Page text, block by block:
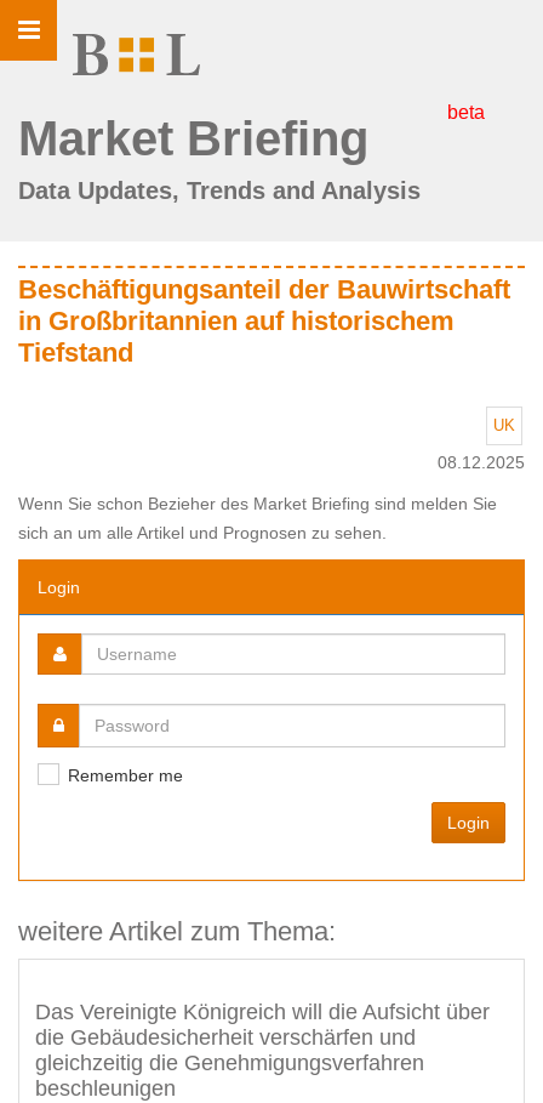
Toggle
navigation
Market Briefing beta
Data Updates, Trends and Analysis
Beschäftigungsanteil der Bauwirtschaft
in Großbritannien auf historischem
Tiefstand
UK
08.12.2025
Wenn Sie schon Bezieher des Market Briefing sind melden Sie
sich an um alle Artikel und Prognosen zu sehen.
Login
Remember me
Login
weitere Artikel zum Thema:
Das Vereinigte Königreich will die Aufsicht über
die Gebäudesicherheit verschärfen und
gleichzeitig die Genehmigungsverfahren
beschleunigen